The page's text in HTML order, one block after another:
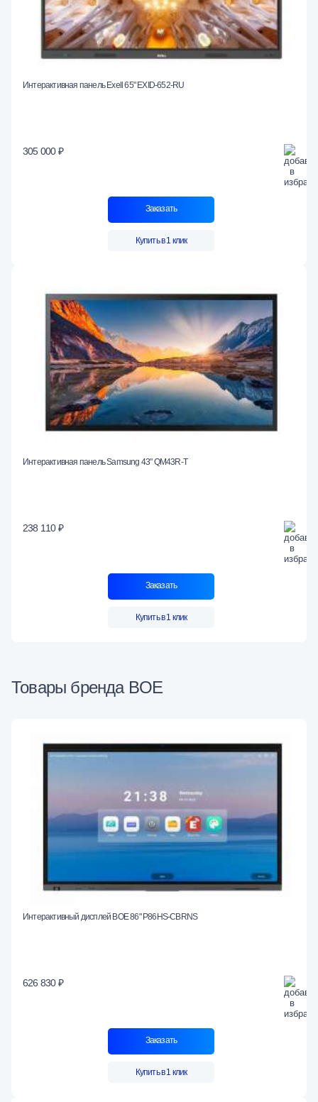
Интерактивная панель Exell 65" EXID-652-RU
305 000 ₽
Заказать
Купить в 1 клик
Интерактивная панель Samsung 43" QM43R-T
238 110 ₽
Заказать
Купить в 1 клик
Товары бренда BOE
Интерактивный дисплей BOE 86" P86HS-CBRNS
626 830 ₽
Заказать
Купить в 1 клик